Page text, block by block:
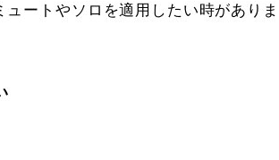
ートやソロを適用したい時がありま